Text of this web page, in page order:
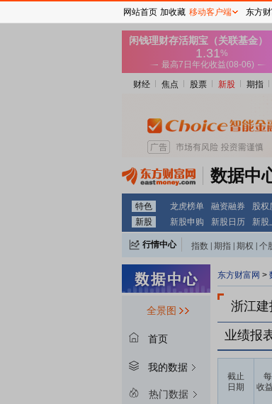
财经 焦点 股票 新股 期指
数据中
特色 龙虎榜单 融资融券 股权
新股
新股申购 新股日历 新股
行情中心 指数 期指 期权 个
全景图
首页
我的数据
热门数据
东方财富网 >
浙江建
业绩报
截止
日期
收
网站首页 加收藏 移动客户端 东方